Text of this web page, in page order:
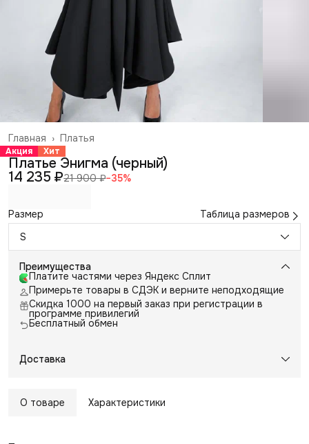
Платья
Главная ›
Акция Хит
Платье Энигма (черный)
14 235 ₽21 900 ₽−35%
Размер
Таблица размеров
S
Преимущества
Платите частями через Яндекс Сплит
Примерьте товары в СДЭК и верните неподходящие
Скидка 1000 на первый заказ при регистрации в
программе привилегий
Бесплатный обмен
Доставка
О товаре Характеристики